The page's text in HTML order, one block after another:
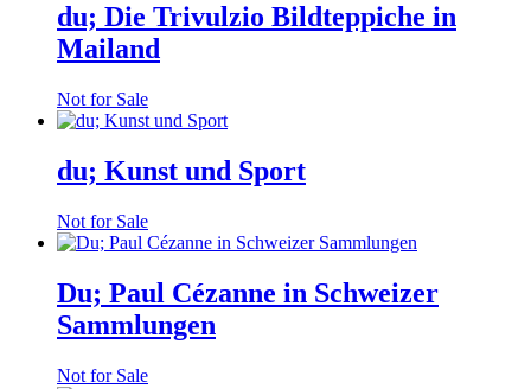
du; Die Trivulzio Bildteppiche in
Mailand
Not for Sale
du; Kunst und Sport
Not for Sale
Du; Paul Cézanne in Schweizer
Sammlungen
Not for Sale